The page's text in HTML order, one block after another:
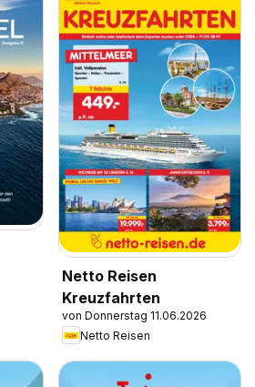
Netto Reisen
Kreuzfahrten
von Donnerstag 11.06.2026
Netto Reisen